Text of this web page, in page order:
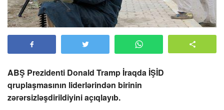
ABŞ Prezidenti Donald Tramp İraqda İŞİD
qruplaşmasının liderlərindən birinin
zərərsizləşdirildiyini açıqlayıb.